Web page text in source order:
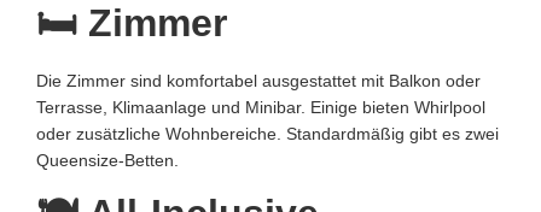
🛏️ Zimmer
Die Zimmer sind komfortabel ausgestattet mit Balkon oder
Terrasse, Klimaanlage und Minibar. Einige bieten Whirlpool
oder zusätzliche Wohnbereiche. Standardmäßig gibt es zwei
Queensize-Betten.